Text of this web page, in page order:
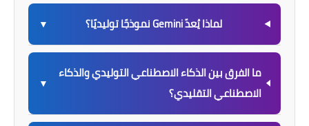
لماذا يُعدّ Gemini نموذجًا توليديًا؟ ▼
ما الفرق بين الذكاء الاصطناعي التوليدي والذكاء
الاصطناعي التقليدي؟
▼